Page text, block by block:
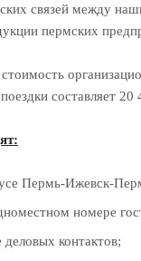
связей между
пермских
составляет 20
Пермь-Ижевск-
номере
контактов;